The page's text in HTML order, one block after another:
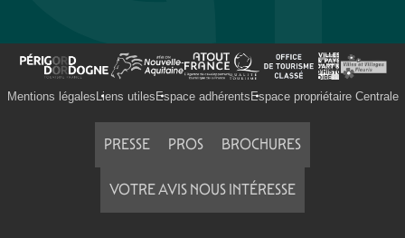
Mentions légales Liens utiles Espace adhérents Espace propriétaire Centrale
PRESSE PROS BROCHURES
VOTRE AVIS NOUS INTÉRESSE